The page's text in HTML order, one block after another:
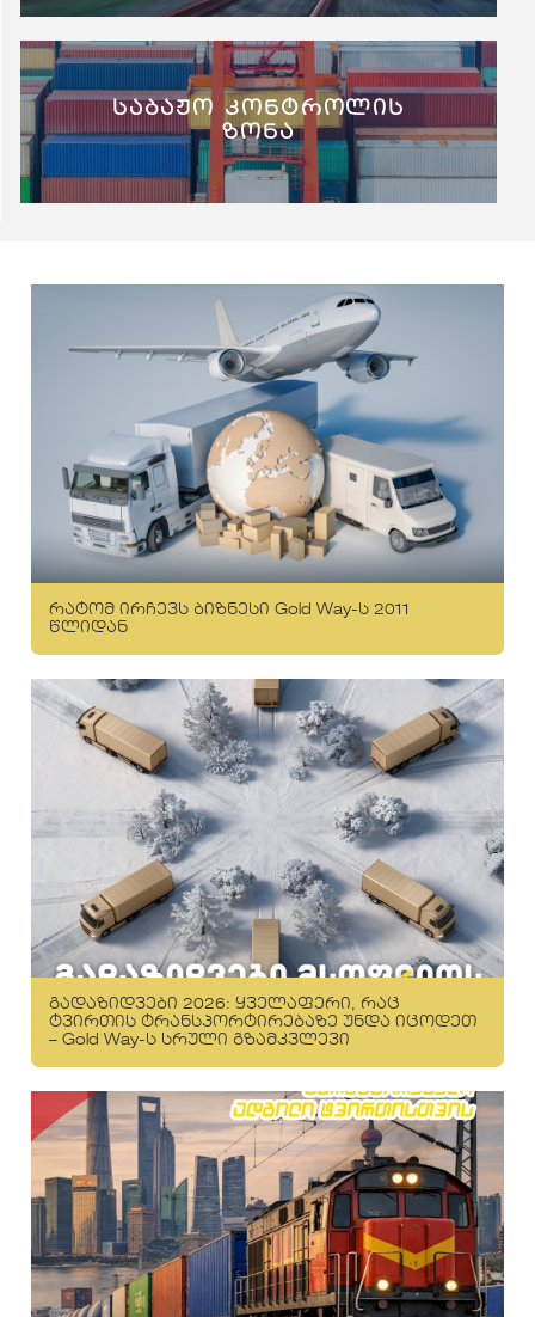
საბაჟო კონტროლის
ზონა
რატომ ირჩევს ბიზნესი Gold Way-ს 2011
წლიდან
გადაზიდვები 2026: ყველაფერი, რაც
ტვირთის ტრანსპორტირებაზე უნდა იცოდეთ
– Gold Way-ს სრული გზამკვლევი